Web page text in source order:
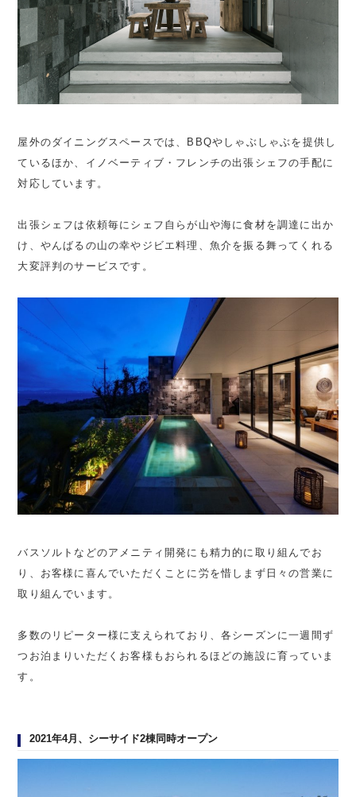
屋外のダイニングスペースでは、BBQやしゃぶしゃぶを提供し
ているほか、イノベーティブ・フレンチの出張シェフの手配に
対応しています。
出張シェフは依頼毎にシェフ自らが山や海に食材を調達に出か
け、やんばるの山の幸やジビエ料理、魚介を振る舞ってくれる
大変評判のサービスです。
バスソルトなどのアメニティ開発にも精力的に取り組んでお
り、お客様に喜んでいただくことに労を惜しまず日々の営業に
取り組んでいます。
多数のリピーター様に支えられており、各シーズンに一週間ず
つお泊まりいただくお客様もおられるほどの施設に育っていま
す。
2021年4月、シーサイド2棟同時オープン